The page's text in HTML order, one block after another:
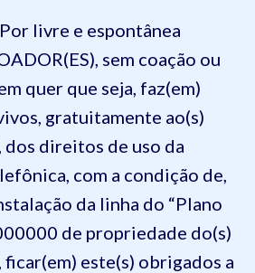
Por livre e espontânea
sem coação ou
quer que seja, faz(em)
, gratuitamente ao(s)
dos direitos de uso da
com a condição de,
da linha do “Plano
de propriedade do(s)
ficar(em) este(s) obrigados a